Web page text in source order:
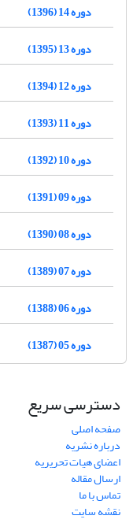
دوره 14 (1396)
دوره 13 (1395)
دوره 12 (1394)
دوره 11 (1393)
دوره 10 (1392)
دوره 09 (1391)
دوره 08 (1390)
دوره 07 (1389)
دوره 06 (1388)
دوره 05 (1387)
دسترسی سریع
صفحه اصلی
درباره نشریه
اعضای هیات تحریریه
ارسال مقاله
تماس با ما
نقشه سایت